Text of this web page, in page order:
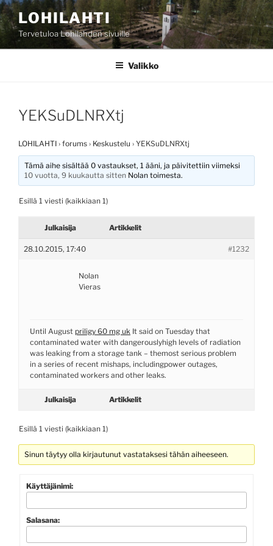
Siirry
sisältöönLOHILAHTI
Tervetuloa Lohilahden sivuille
Valikko
YEKSuDLNRXtj
LOHILAHTI › forums › Keskustelu › YEKSuDLNRXtj
Tämä aihe sisältää 0 vastaukset, 1 ääni, ja päivitettiin viimeksi
10 vuotta, 9 kuukautta sitten Nolan toimesta.
Esillä 1 viesti (kaikkiaan 1)
Julkaisija Artikkelit
28.10.2015, 17:40 #1232
Nolan
Vieras
Until August priligy 60 mg uk It said on Tuesday that
contaminated water with dangerouslyhigh levels of radiation
was leaking from a storage tank – themost serious problem
in a series of recent mishaps, includingpower outages,
contaminated workers and other leaks.
Julkaisija Artikkelit
Esillä 1 viesti (kaikkiaan 1)
Sinun täytyy olla kirjautunut vastataksesi tähän aiheeseen.
Käyttäjänimi:
Salasana: